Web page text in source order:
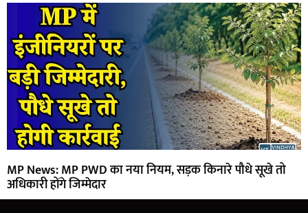
MP News: MP PWD का नया नियम, सड़क किनारे पौधे सूखे तो
अधिकारी होंगे जिम्मेदार